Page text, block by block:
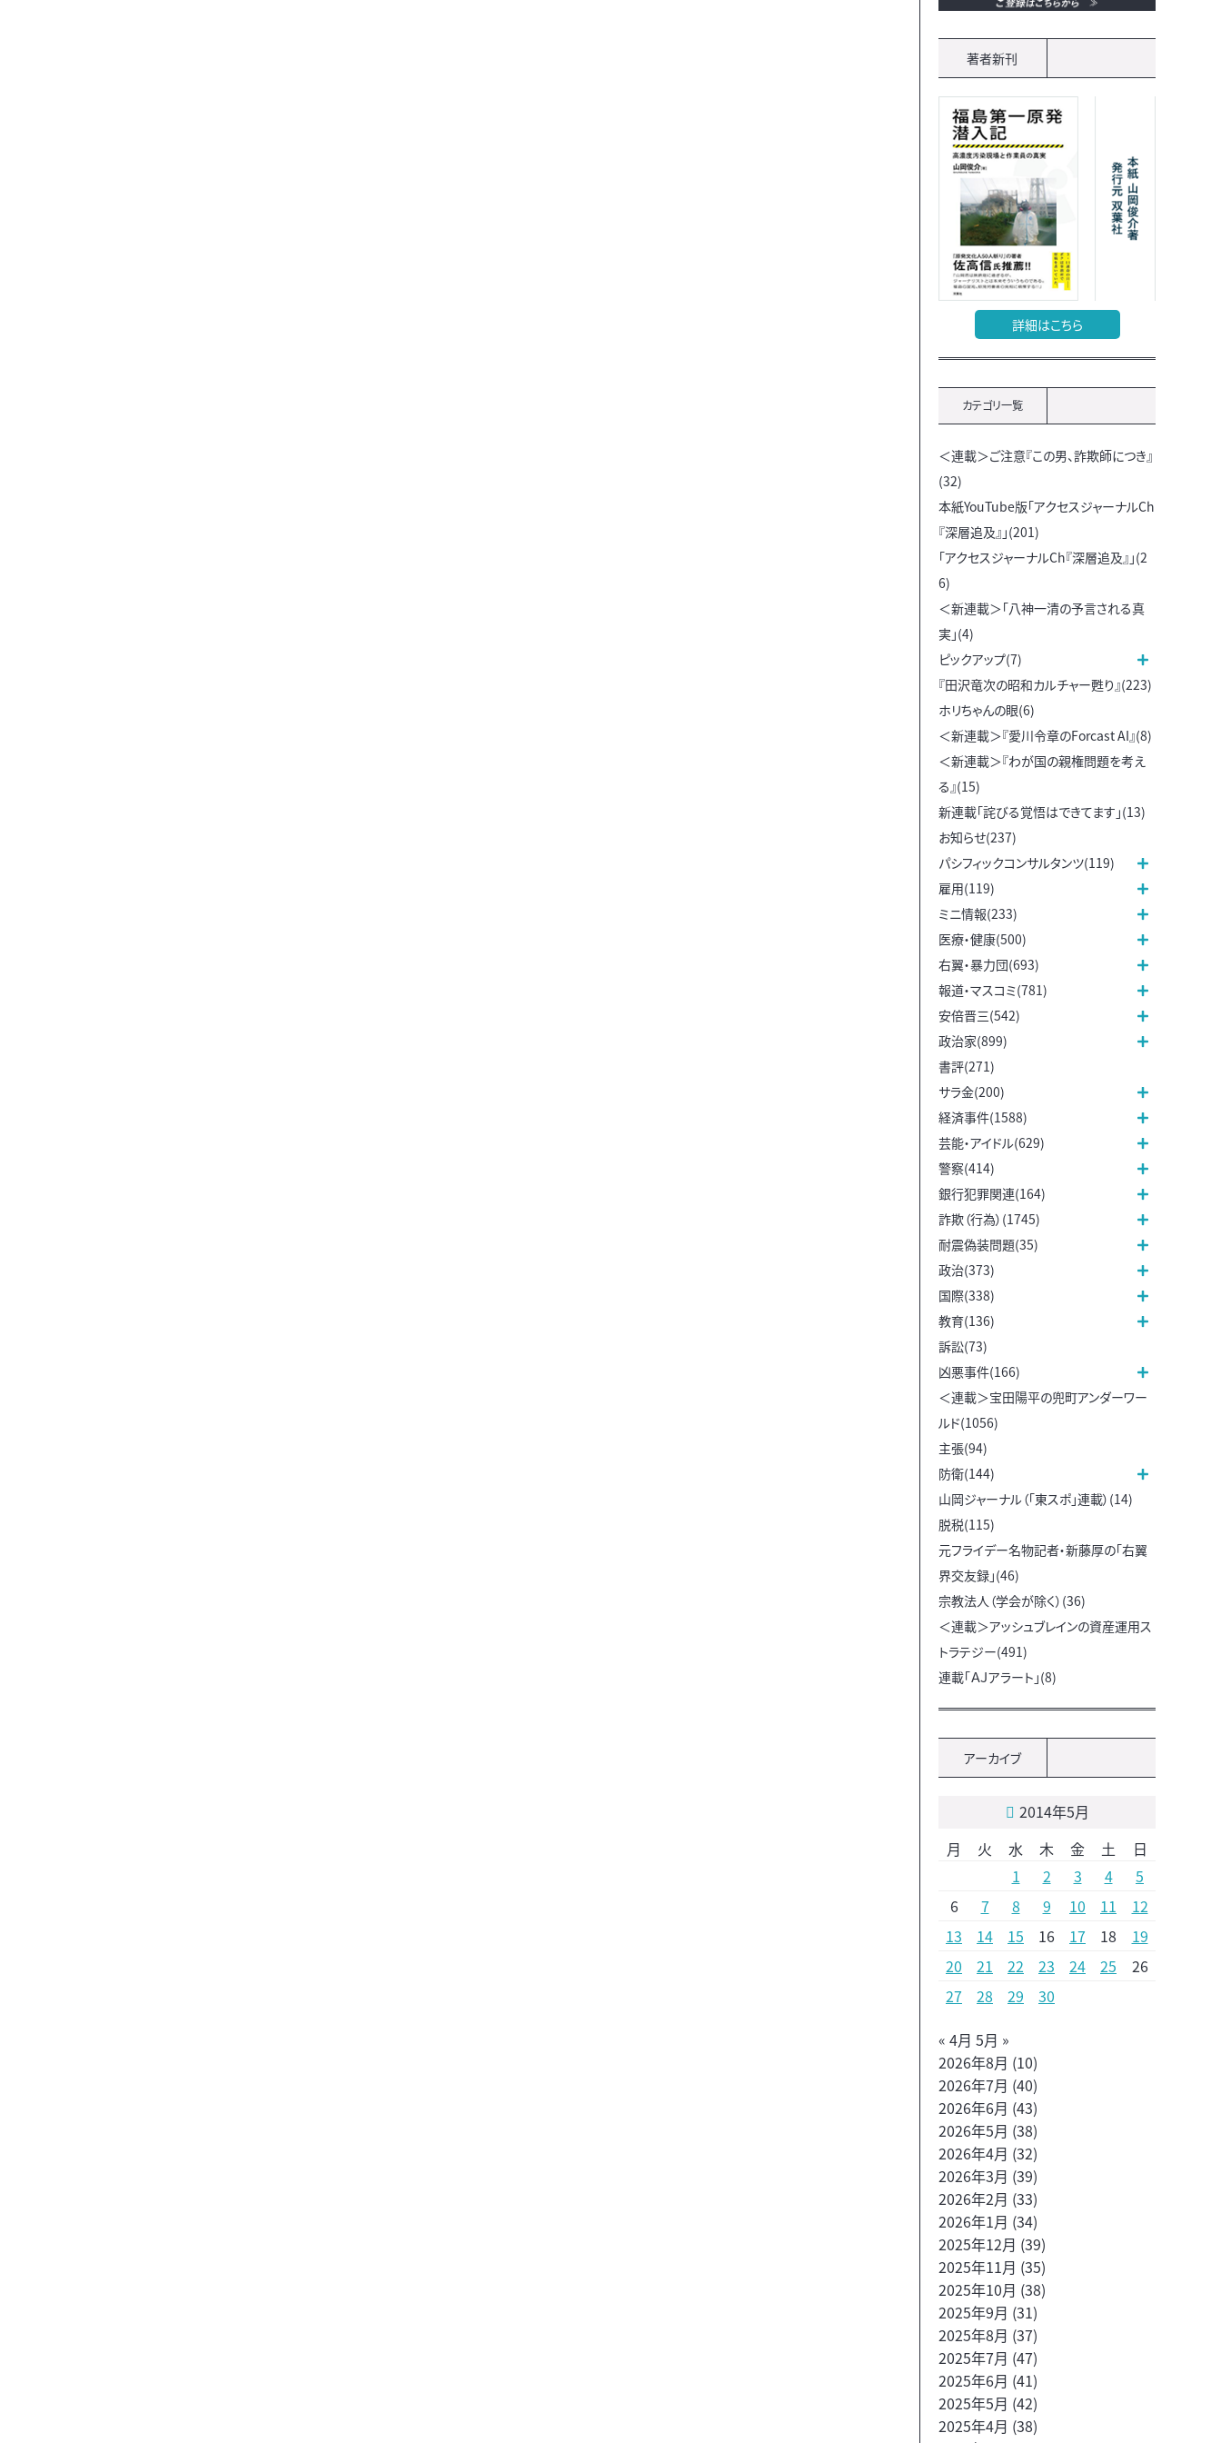
著者新刊
詳細はこちら
カテゴリ一覧
＜連載＞ご注意『この男、詐欺師につき』
(32)
本紙YouTube版「アクセスジャーナルCh
『深層追及』」(201)
「アクセスジャーナルCh『深層追及』」(2
6)
＜新連載＞「八神一清の予言される真
実」(4)
ピックアップ(7)
『田沢竜次の昭和カルチャー甦り』(223)
ホリちゃんの眼(6)
＜新連載＞『愛川令章のForcast AI』(8)
＜新連載＞『わが国の親権問題を考え
る』(15)
新連載「詫びる覚悟はできてます」(13)
お知らせ(237)
パシフィックコンサルタンツ(119)
雇用(119)
ミニ情報(233)
医療・健康(500)
右翼・暴力団(693)
報道・マスコミ(781)
安倍晋三(542)
政治家(899)
書評(271)
サラ金(200)
経済事件(1588)
芸能・アイドル(629)
警察(414)
銀行犯罪関連(164)
詐欺（行為）(1745)
耐震偽装問題(35)
政治(373)
国際(338)
教育(136)
訴訟(73)
凶悪事件(166)
＜連載＞宝田陽平の兜町アンダーワー
ルド(1056)
主張(94)
防衛(144)
山岡ジャーナル（「東スポ」連載）(14)
脱税(115)
元フライデー名物記者・新藤厚の「右翼
界交友録」(46)
宗教法人（学会が除く）(36)
＜連載＞アッシュブレインの資産運用ス
トラテジー(491)
連載「ＡＪアラート」(8)
アーカイブ
2014年5月
月
火 水 木 金 土
日
1
2 3 4
5
6
7 8 9 10 11
12
13
14 15 16 17 18
19
20
21 22 23 24 25
26
27
28 29
30
« 4月 5月 »
2026年8月 (10)
2026年7月 (40)
2026年6月 (43)
2026年5月 (38)
2026年4月 (32)
2026年3月 (39)
2026年2月 (33)
2026年1月 (34)
2025年12月 (39)
2025年11月 (35)
2025年10月 (38)
2025年9月 (31)
2025年8月 (37)
2025年7月 (47)
2025年6月 (41)
2025年5月 (42)
2025年4月 (38)